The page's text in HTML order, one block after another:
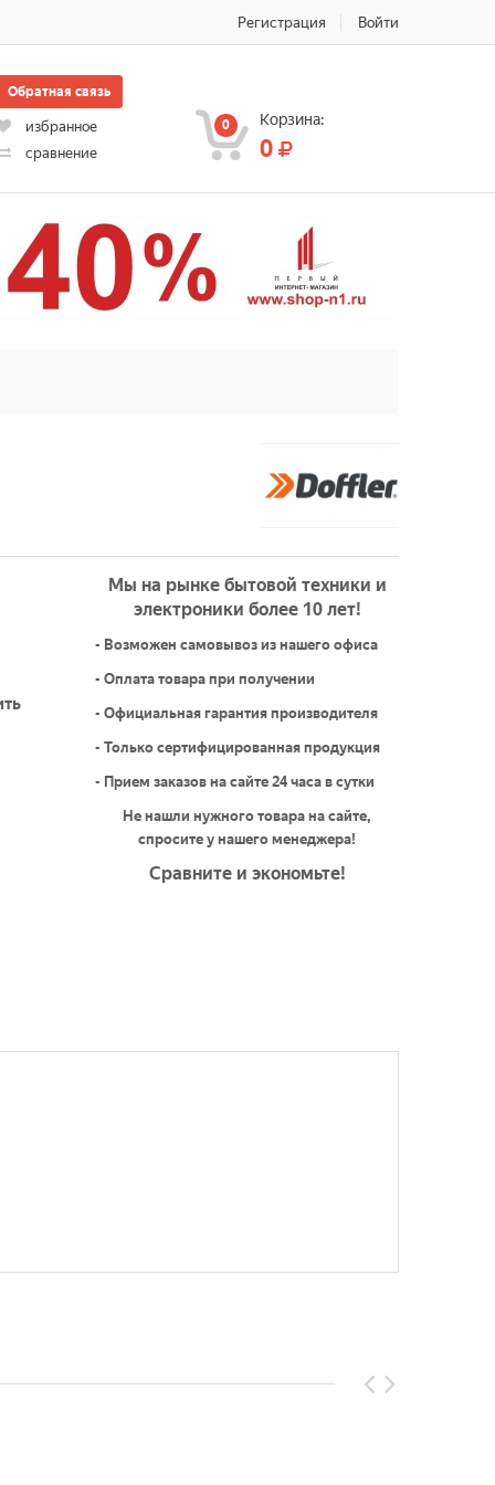
Регистрация Войти
Обратная связь
избранное
сравнение
0 Корзина:
0
Мы на рынке бытовой техники и
электроники более 10 лет!
- Возможен самовывоз из нашего офиса
- Оплата товара при получении
- Официальная гарантия производителя
- Только сертифицированная продукция
- Прием заказов на сайте 24 часа в сутки
Не нашли нужного товара на сайте,
спросите у нашего менеджера!
Сравните и экономьте!